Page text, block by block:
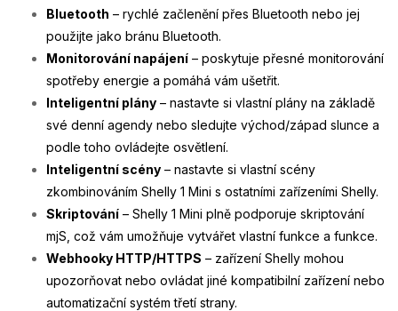
Bluetooth – rychlé začlenění přes Bluetooth nebo jej
použijte jako bránu Bluetooth.
Monitorování napájení – poskytuje přesné monitorování
spotřeby energie a pomáhá vám ušetřit.
Inteligentní plány – nastavte si vlastní plány na základě
své denní agendy nebo sledujte východ/západ slunce a
podle toho ovládejte osvětlení.
Inteligentní scény – nastavte si vlastní scény
zkombinováním Shelly 1 Mini s ostatními zařízeními Shelly.
Skriptování – Shelly 1 Mini plně podporuje skriptování
mjS, což vám umožňuje vytvářet vlastní funkce a funkce.
Webhooky HTTP/HTTPS – zařízení Shelly mohou
upozorňovat nebo ovládat jiné kompatibilní zařízení nebo
automatizační systém třetí strany.